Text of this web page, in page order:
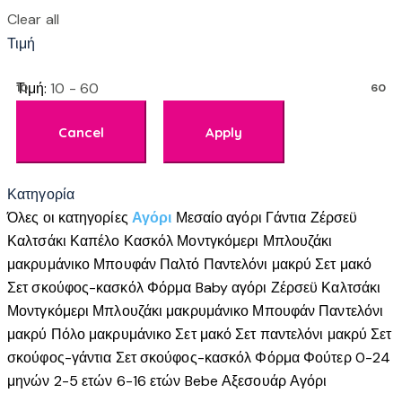
Clear all
Τιμή
10 60
Τιμή: 10 - 60
Κατηγορία
Όλες οι κατηγορίες Αγόρι Μεσαίο αγόρι Γάντια Ζέρσεϋ
Καλτσάκι Καπέλο Κασκόλ Μοντγκόμερι Μπλουζάκι
μακρυμάνικο Μπουφάν Παλτό Παντελόνι μακρύ Σετ μακό
Σετ σκούφος-κασκόλ Φόρμα Baby αγόρι Ζέρσεϋ Καλτσάκι
Μοντγκόμερι Μπλουζάκι μακρυμάνικο Μπουφάν Παντελόνι
μακρύ Πόλο μακρυμάνικο Σετ μακό Σετ παντελόνι μακρύ Σετ
σκούφος-γάντια Σετ σκούφος-κασκόλ Φόρμα Φούτερ 0-24
μηνών 2-5 ετών 6-16 ετών Bebe Αξεσουάρ Αγόρι